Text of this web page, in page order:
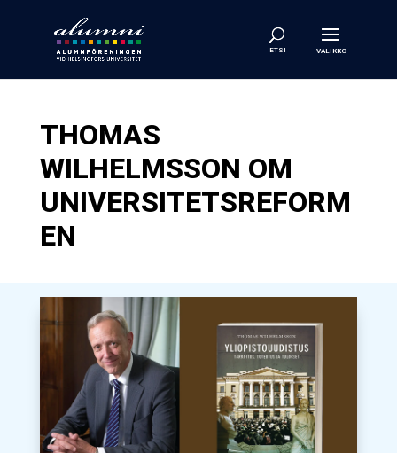
THOMAS
WILHELMSSON OM
UNIVERSITETSREFORM
EN